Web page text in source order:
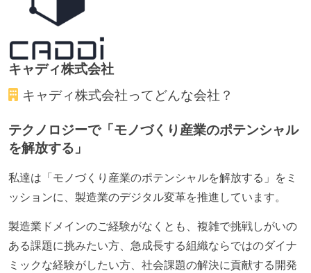
キャディ株式会社
キャディ株式会社ってどんな会社？
テクノロジーで「モノづくり産業のポテンシャル
を解放する」
私達は「モノづくり産業のポテンシャルを解放する」をミ
ッションに、製造業のデジタル変革を推進しています。
製造業ドメインのご経験がなくとも、複雑で挑戦しがいの
ある課題に挑みたい方、急成長する組織ならではのダイナ
ミックな経験がしたい方、社会課題の解決に貢献する開発